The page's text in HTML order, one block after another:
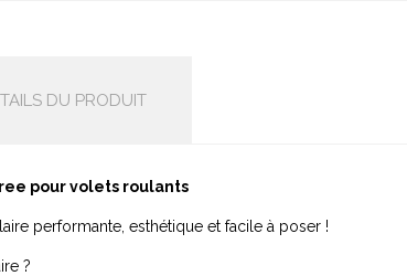
DU PRODUIT
pour volets roulants
performante, esthétique et facile à poser !
?